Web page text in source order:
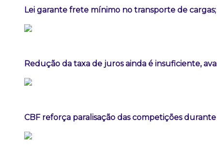
Lei garante frete mínimo no transporte de
Redução da taxa de juros ainda é insuficiente,
CBF reforça paralisação das competições